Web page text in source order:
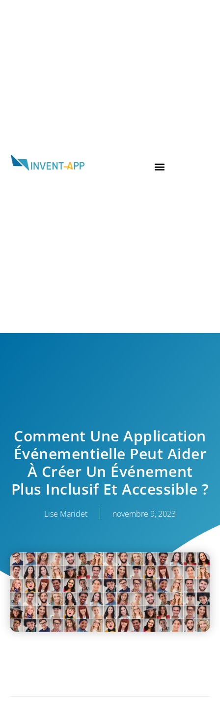
Comment Une Application
Événementielle Peut Aider
À Créer Un Événement
Plus Inclusif Et Accessible ?
Lise Maridet novembre 9, 2023